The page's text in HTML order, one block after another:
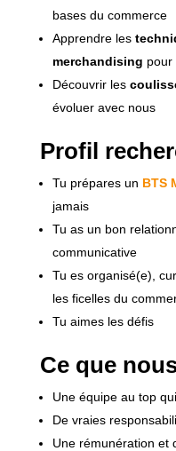
bases du commerce
Apprendre les
merchandising pour
Découvrir les
évoluer avec nous
Profil
Tu prépares un BTS
jamais
Tu as un bon
communicative
Tu es organisé(e),
les ficelles du
Tu aimes les défis
Ce que
Une équipe au top
De vraies
Une rémunération et